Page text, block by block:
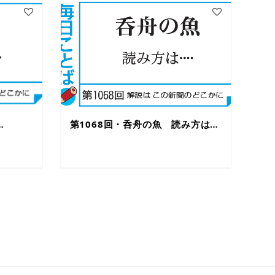
第1068回・呑舟の魚 読み方は…